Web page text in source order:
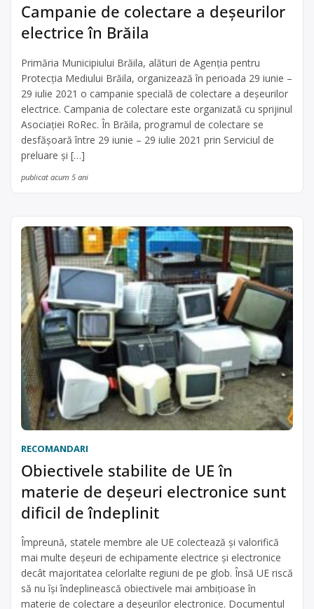
Campanie de colectare a deșeurilor
electrice în Brăila
Primăria Municipiului Brăila, alături de Agenția pentru
Protecția Mediului Brăila, organizează în perioada 29 iunie –
29 iulie 2021 o campanie specială de colectare a deșeurilor
electrice. Campania de colectare este organizată cu sprijinul
Asociației RoRec. În Brăila, programul de colectare se
desfășoară între 29 iunie – 29 iulie 2021 prin Serviciul de
preluare și […]
publicat acum 5 ani
RECOMANDARI
Obiectivele stabilite de UE în
materie de deșeuri electronice sunt
dificil de îndeplinit
Împreună, statele membre ale UE colectează și valorifică
mai multe deșeuri de echipamente electrice și electronice
decât majoritatea celorlalte regiuni de pe glob. Însă UE riscă
să nu își îndeplinească obiectivele mai ambițioase în
materie de colectare a deșeurilor electronice. Documentul